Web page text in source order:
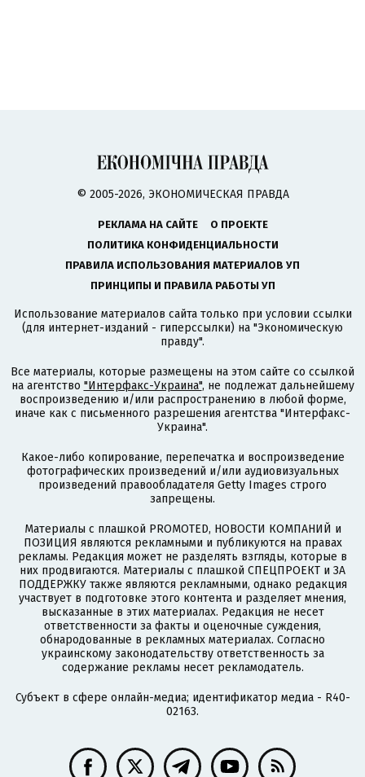
© 2005-2026, ЭКОНОМИЧЕСКАЯ ПРАВДА
РЕКЛАМА НА САЙТЕ
О ПРОЕКТЕ
ПОЛИТИКА КОНФИДЕНЦИАЛЬНОСТИ
ПРАВИЛА ИСПОЛЬЗОВАНИЯ МАТЕРИАЛОВ УП
ПРИНЦИПЫ И ПРАВИЛА РАБОТЫ УП
Использование материалов сайта только при условии ссылки
(для интернет-изданий - гиперссылки) на "Экономическую
правду".
Все материалы, которые размещены на этом сайте со ссылкой
на агентство "Интерфакс-Украина", не подлежат дальнейшему
воспроизведению и/или распространению в любой форме,
иначе как с письменного разрешения агентства "Интерфакс-
Украина".
Какое-либо копирование, перепечатка и воспроизведение
фотографических произведений и/или аудиовизуальных
произведений правообладателя Getty Images строго
запрещены.
Материалы с плашкой PROMOTED, НОВОСТИ КОМПАНИЙ и
ПОЗИЦИЯ являются рекламными и публикуются на правах
рекламы. Редакция может не разделять взгляды, которые в
них продвигаются. Материалы с плашкой СПЕЦПРОЕКТ и ЗА
ПОДДЕРЖКУ также являются рекламными, однако редакция
участвует в подготовке этого контента и разделяет мнения,
высказанные в этих материалах. Редакция не несет
ответственности за факты и оценочные суждения,
обнародованные в рекламных материалах. Согласно
украинскому законодательству ответственность за
содержание рекламы несет рекламодатель.
Субъект в сфере онлайн-медиа; идентификатор медиа - R40-
02163.